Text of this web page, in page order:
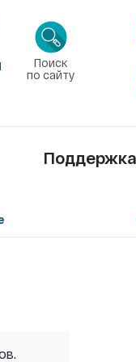
Поиск
по сайту
Поддержка